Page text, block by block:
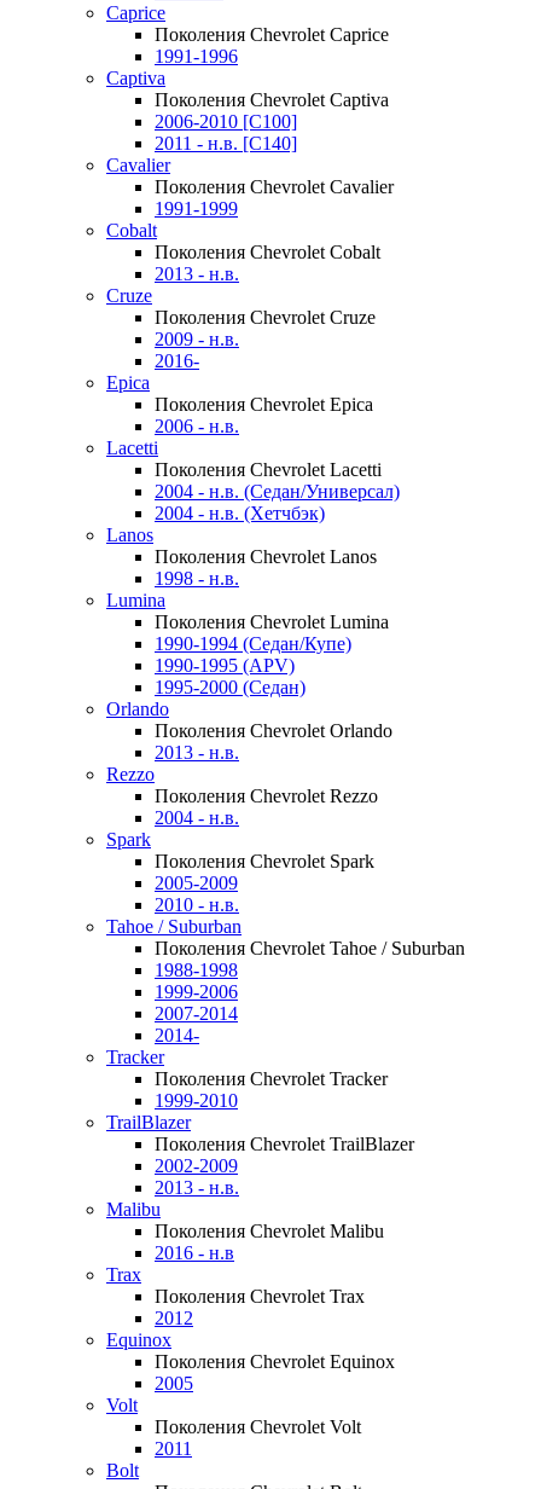
Caprice
Поколения Chevrolet Caprice
1991-1996
Captiva
Поколения Chevrolet Captiva
2006-2010 [C100]
2011 - н.в. [C140]
Cavalier
Поколения Chevrolet Cavalier
1991-1999
Cobalt
Поколения Chevrolet Cobalt
2013 - н.в.
Cruze
Поколения Chevrolet Cruze
2009 - н.в.
2016-
Epica
Поколения Chevrolet Epica
2006 - н.в.
Lacetti
Поколения Chevrolet Lacetti
2004 - н.в. (Седан/Универсал)
2004 - н.в. (Хетчбэк)
Lanos
Поколения Chevrolet Lanos
1998 - н.в.
Lumina
Поколения Chevrolet Lumina
1990-1994 (Седан/Купе)
1990-1995 (APV)
1995-2000 (Седан)
Orlando
Поколения Chevrolet Orlando
2013 - н.в.
Rezzo
Поколения Chevrolet Rezzo
2004 - н.в.
Spark
Поколения Chevrolet Spark
2005-2009
2010 - н.в.
Tahoe / Suburban
Поколения Chevrolet Tahoe / Suburban
1988-1998
1999-2006
2007-2014
2014-
Tracker
Поколения Chevrolet Tracker
1999-2010
TrailBlazer
Поколения Chevrolet TrailBlazer
2002-2009
2013 - н.в.
Malibu
Поколения Chevrolet Malibu
2016 - н.в
Trax
Поколения Chevrolet Trax
2012
Equinox
Поколения Chevrolet Equinox
2005
Volt
Поколения Chevrolet Volt
2011
Bolt